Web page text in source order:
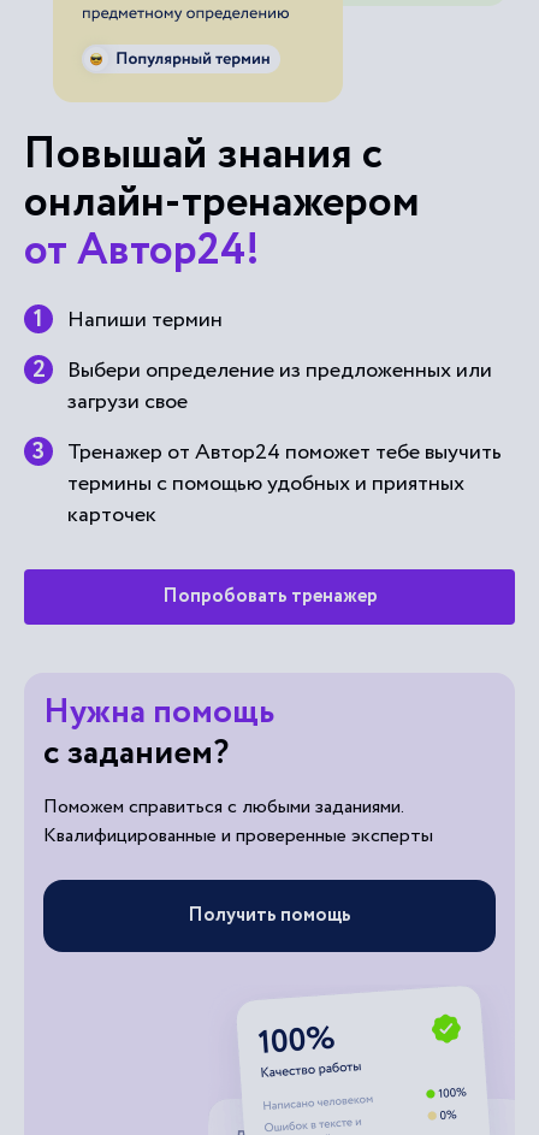
Повышай знания с
онлайн-тренажером
от Автор24!
Напиши термин
Выбери определение из предложенных или
загрузи свое
Тренажер от Автор24 поможет тебе выучить
термины с помощью удобных и приятных
карточек
Попробовать тренажер
Нужна помощь
с заданием?
Поможем справиться с любыми заданиями.
Квалифицированные и проверенные эксперты
Получить помощь